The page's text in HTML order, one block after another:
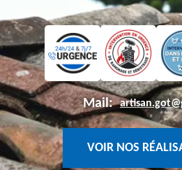
Mail:
VOIR NOS